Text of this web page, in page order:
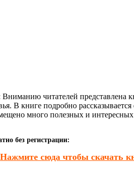
Вниманию читателей представлена
В книге подробно
много полезных и
без регистрации:
Нажмите сюда чтобы скачать